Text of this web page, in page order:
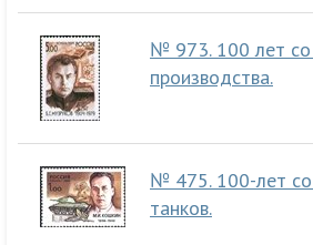
№ 973. 100 лет со
производства.
№ 475. 100-лет
танков.